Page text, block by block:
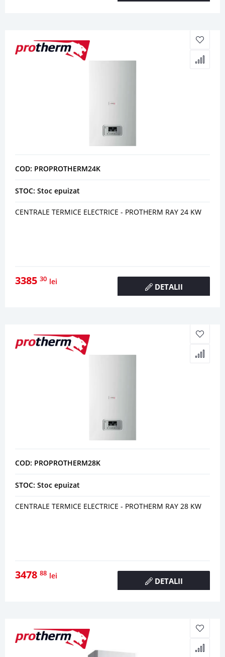
COD: PROPROTHERM24K
STOC: Stoc epuizat
CENTRALE TERMICE ELECTRICE - PROTHERM RAY 24 KW
3385 30 lei
DETALII
COD: PROPROTHERM28K
STOC: Stoc epuizat
CENTRALE TERMICE ELECTRICE - PROTHERM RAY 28 KW
3478 88 lei
DETALII